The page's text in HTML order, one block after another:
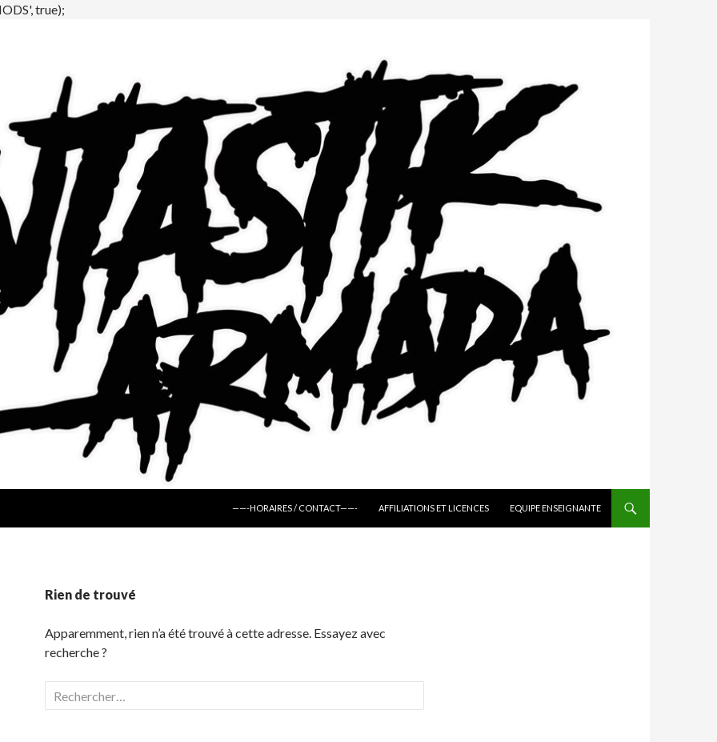
true);
——-HORAIRES / CONTACT——-
AFFILIATIONS ET LICENCES EQUIPE ENSEIGNANTE
Rien de trouvé
Apparemment, rien n’a été trouvé à cette adresse. Essayez avec
recherche ?
Rechercher :